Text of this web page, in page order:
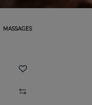
MASSAGES